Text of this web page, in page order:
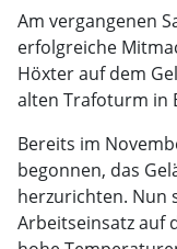
Am vergangenen
erfolgreiche
Höxter auf dem
alten Trafoturm in
Bereits im
begonnen, das
herzurichten. Nun
Arbeitseinsatz auf